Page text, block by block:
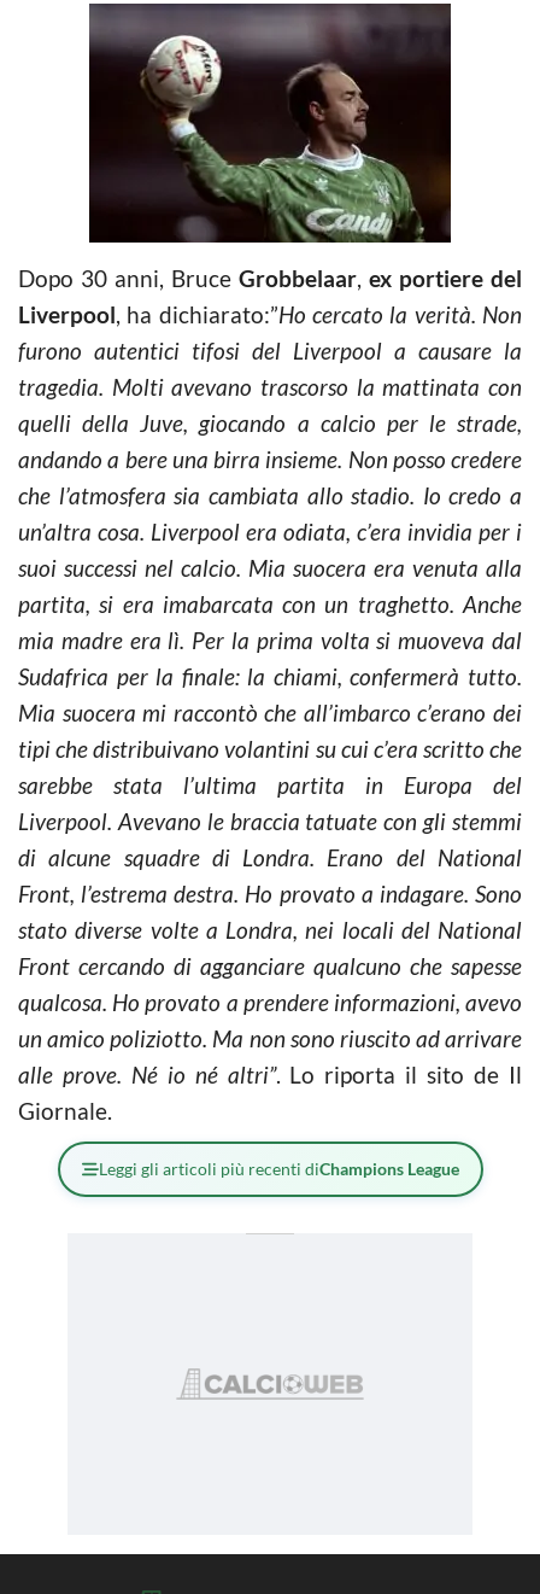
Dopo 30 anni, Bruce Grobbelaar, ex portiere del
Liverpool, ha dichiarato:”Ho cercato la verità. Non
furono autentici tifosi del Liverpool a causare la
tragedia. Molti avevano trascorso la mattinata con
quelli della Juve, giocando a calcio per le strade,
andando a bere una birra insieme. Non posso credere
che l’atmosfera sia cambiata allo stadio. Io credo a
un’altra cosa. Liverpool era odiata, c’era invidia per i
suoi successi nel calcio. Mia suocera era venuta alla
partita, si era imabarcata con un traghetto. Anche
mia madre era lì. Per la prima volta si muoveva dal
Sudafrica per la finale: la chiami, confermerà tutto.
Mia suocera mi raccontò che all’imbarco c’erano dei
tipi che distribuivano volantini su cui c’era scritto che
sarebbe stata l’ultima partita in Europa del
Liverpool. Avevano le braccia tatuate con gli stemmi
di alcune squadre di Londra. Erano del National
Front, l’estrema destra. Ho provato a indagare. Sono
stato diverse volte a Londra, nei locali del National
Front cercando di agganciare qualcuno che sapesse
qualcosa. Ho provato a prendere informazioni, avevo
un amico poliziotto. Ma non sono riuscito ad arrivare
alle prove. Né io né altri”. Lo riporta il sito de Il
Giornale.
Leggi gli articoli più recenti diChampions League